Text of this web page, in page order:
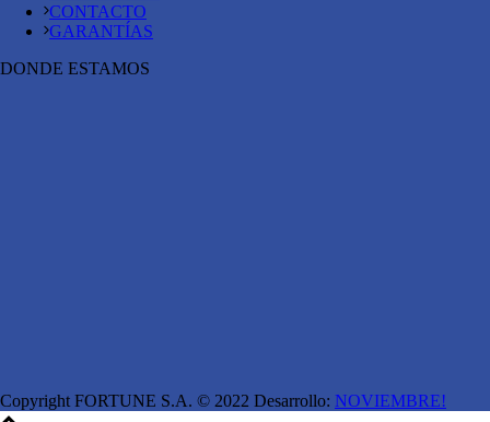
CONTACTO
GARANTÍAS
DONDE ESTAMOS
Copyright FORTUNE S.A. © 2022 Desarrollo: NOVIEMBRE!